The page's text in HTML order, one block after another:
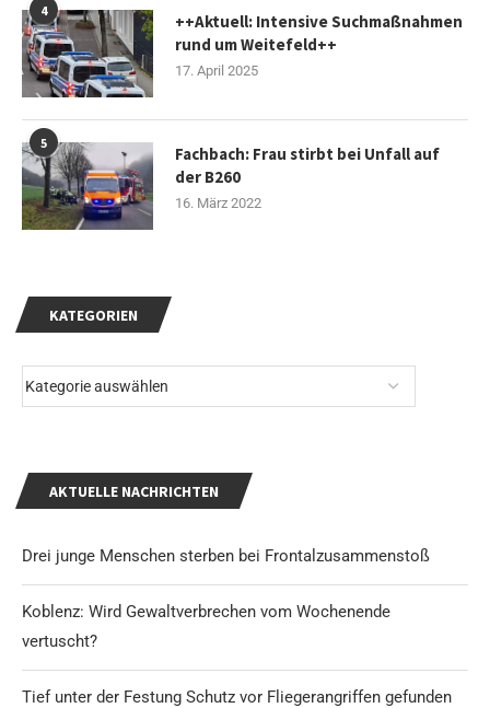
KATEGORIEN
AKTUELLE NACHRICHTEN
Drei junge Menschen sterben bei Frontalzusammenstoß
Koblenz: Wird Gewaltverbrechen vom Wochenende
vertuscht?
Tief unter der Festung Schutz vor Fliegerangriffen gefunden
4
++Aktuell: Intensive Suchmaßnahmen
rund um Weitefeld++
17. April 2025
5
Fachbach: Frau stirbt bei Unfall auf
der B260
16. März 2022